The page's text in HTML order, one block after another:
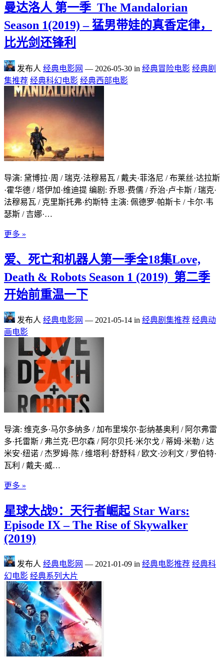
曼达洛人 第一季_The Mandalorian
Season 1(2019) – 猛男带娃的真香定律，
比光剑还锋利
发布人 经典电影网 — 2026-05-30 in 经典冒险电影 经典剧
集推荐 经典科幻电影 经典西部电影
导演: 黛博拉·周 / 瑞克·法穆易瓦 / 戴夫·菲洛尼 / 布莱丝·达拉斯
·霍华德 / 塔伊加·维迪提 编剧: 乔恩·费儒 / 乔治·卢卡斯 / 瑞克·
法穆易瓦 / 克里斯托弗·约斯特 主演: 佩德罗·帕斯卡 / 卡尔·韦
瑟斯 / 吉娜·…
更多 »
爱、死亡和机器人第一季全18集Love,
Death & Robots Season 1 (2019)_第二季
开始前重温一下
发布人 经典电影网 — 2021-05-14 in 经典剧集推荐 经典动
画电影
导演: 维克多·马尔多纳多 / 加布里埃尔·彭纳基奥利 / 阿尔弗雷
多·托雷斯 / 弗兰克·巴尔森 / 阿尔贝托·米尔戈 / 蒂姆·米勒 / 达
米安·纽诺 / 杰罗姆·陈 / 维塔利·舒舒科 / 欧文·沙利文 / 罗伯特·
瓦利 / 戴夫·威…
更多 »
星球大战9：天行者崛起 Star Wars:
Episode IX – The Rise of Skywalker
(2019)
发布人 经典电影网 — 2021-01-09 in 经典电影推荐 经典科
幻电影 经典系列大片